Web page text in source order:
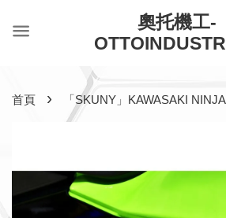
奧托機工-
首頁 › 「SKUNY」KAWASAKI